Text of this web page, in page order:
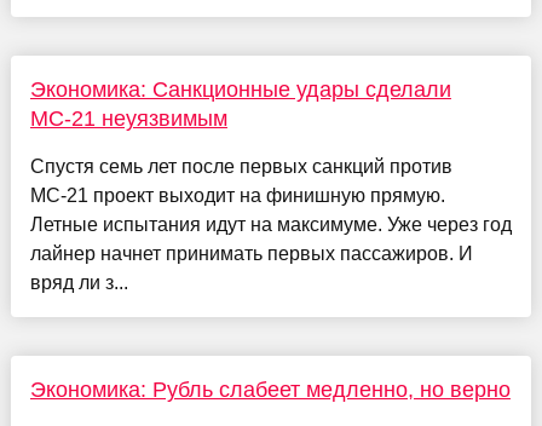
Экономика: Санкционные удары сделали
МС-21 неуязвимым
Спустя семь лет после первых санкций против
МС-21 проект выходит на финишную прямую.
Летные испытания идут на максимуме. Уже через год
лайнер начнет принимать первых пассажиров. И
вряд ли з...
Экономика: Рубль слабеет медленно, но верно